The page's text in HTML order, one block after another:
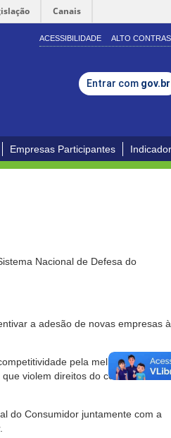
Canais
ACESSIBILIDADE ALTO
Entrar com gov.br
Empresas Participantes
Nacional de Defesa do
a adesão de novas empresas à
pela melhoria da
violem direitos do consumidor e
do Consumidor juntamente com a
.